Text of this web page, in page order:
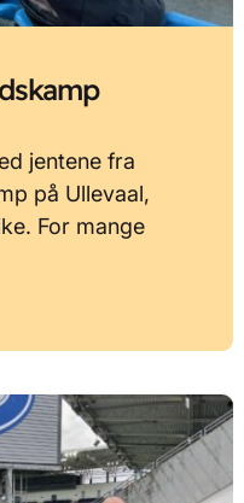
jentene fra
på Ullevaal,
For mange